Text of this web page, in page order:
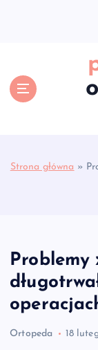
Strona główna »
Problemy
Ortopeda 18